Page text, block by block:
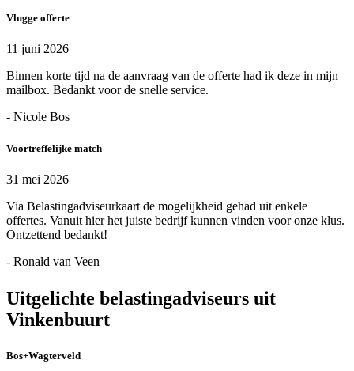
Vlugge offerte
11 juni 2026
Binnen korte tijd na de aanvraag van de offerte had ik deze in mijn
mailbox. Bedankt voor de snelle service.
- Nicole Bos
Voortreffelijke match
31 mei 2026
Via Belastingadviseurkaart de mogelijkheid gehad uit enkele
offertes. Vanuit hier het juiste bedrijf kunnen vinden voor onze klus.
Ontzettend bedankt!
- Ronald van Veen
Uitgelichte belastingadviseurs uit
Vinkenbuurt
Bos+Wagterveld